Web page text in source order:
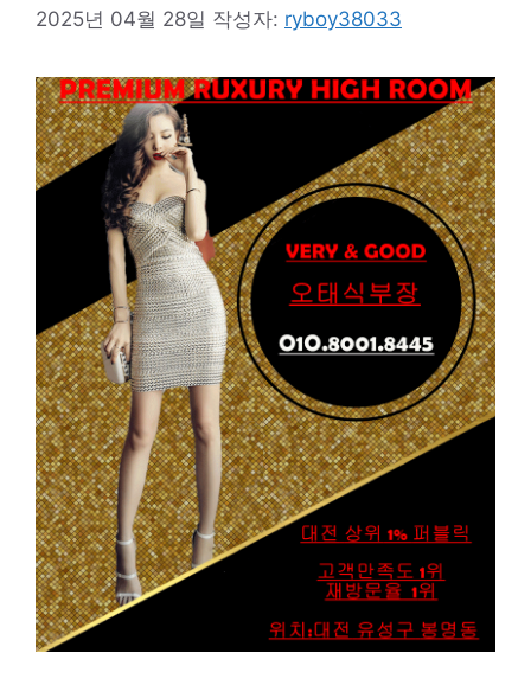
2025년 04월 28일 작성자: ryboy38033